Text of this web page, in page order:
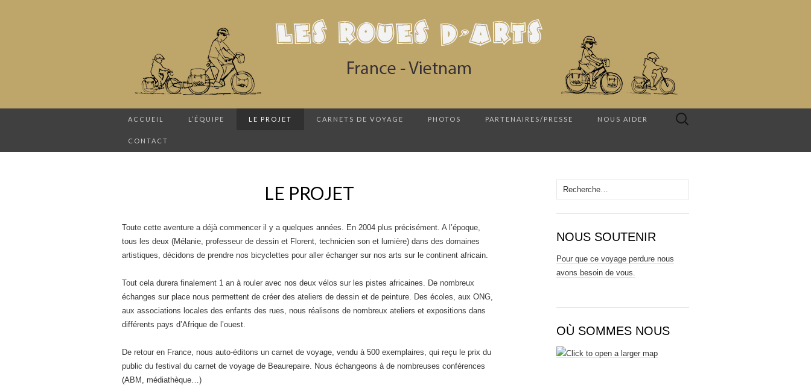
ACCUEIL L’ÉQUIPE LE PROJET CARNETS DE VOYAGE PHOTOS PARTENAIRES/PRESSE NOUS AIDER
CONTACT
Rechercher :
LE PROJET
Toute cette aventure a déjà commencer il y a quelques années. En 2004 plus précisément. A l’époque,
tous les deux (Mélanie, professeur de dessin et Florent, technicien son et lumière) dans des domaines
artistiques, décidons de prendre nos bicyclettes pour aller échanger sur nos arts sur le continent africain.
Tout cela durera finalement 1 an à rouler avec nos deux vélos sur les pistes africaines. De nombreux
échanges sur place nous permettent de créer des ateliers de dessin et de peinture. Des écoles, aux ONG,
aux associations locales des enfants des rues, nous réalisons de nombreux ateliers et expositions dans
différents pays d’Afrique de l’ouest.
De retour en France, nous auto-éditons un carnet de voyage, vendu à 500 exemplaires, qui reçu le prix du
public du festival du carnet de voyage de Beaurepaire. Nous échangeons à de nombreuses conférences
(ABM, médiathèque…)
Rechercher :
NOUS SOUTENIR
Pour que ce voyage perdure nous
avons besoin de vous.
OÙ SOMMES NOUS